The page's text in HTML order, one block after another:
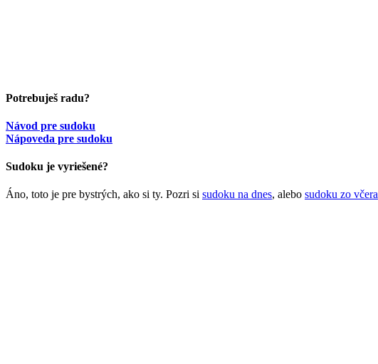
Potrebuješ radu?
Návod pre sudoku
Nápoveda pre sudoku
Sudoku je vyriešené?
Áno, toto je pre bystrých, ako si ty. Pozri si sudoku na dnes, alebo sudoku zo včera